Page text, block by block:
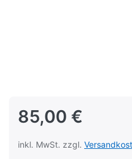
85,00 €
inkl. MwSt. zzgl.